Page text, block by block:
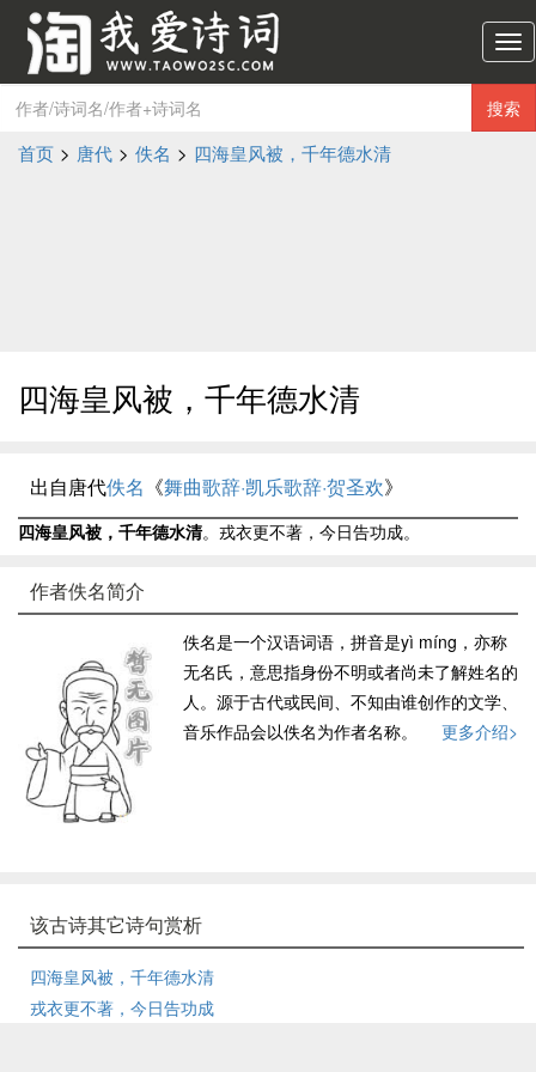
淘
我
爱
诗
搜索
首页 > 唐代 > 佚名 > 四海皇风被，千年德水清
四海皇风被，千年德水清
出自唐代佚名 《舞曲歌辞·凯乐歌辞·贺圣欢》
四海皇风被，千年德水清。戎衣更不著，今日告功成。
作者佚名简介
佚名是一个汉语词语，拼音是yì míng，亦称
无名氏，意思指身份不明或者尚未了解姓名的
人。源于古代或民间、不知由谁创作的文学、
音乐作品会以佚名为作者名称。
更多介绍>
该古诗其它诗句赏析
四海皇风被，千年德水清
戎衣更不著，今日告功成